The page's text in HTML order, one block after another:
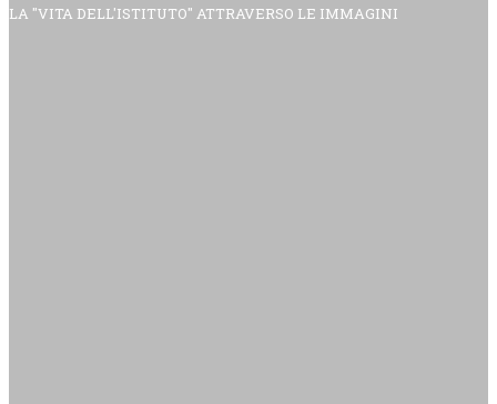
LA "VITA DELL'ISTITUTO" ATTRAVERSO LE IMMAGINI